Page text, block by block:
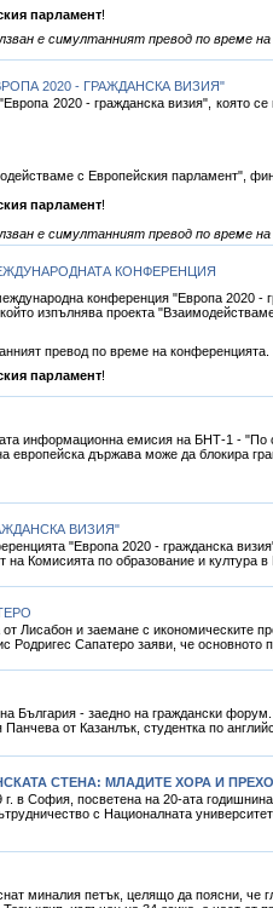
парламент!
е симултанният превод по време
2020 - ГРАЖДАНСКА ВИЗИЯ"
2020 - гражданска визия", която
с Европейския парламент",
парламент!
е симултанният превод по време
КОНФЕРЕНЦИЯ
конференция "Европа 2020 -
изпълнява проекта
превод по време на конференцията.
парламент!
информационна емисия на БНТ-1 - "По
държава може да блокира
ВИЗИЯ"
"Европа 2020 - гражданска
Комисията по образование и култура
Лисабон и заемане с икономическите
Сапатеро заяви, че основното
България - заедно на граждански
от Казанлък, студентка по
СТЕНА: МЛАДИТЕ ХОРА И
в София, посветена на 20-ата годишнина
с Националната
миналия петък, целящо да поясни, че